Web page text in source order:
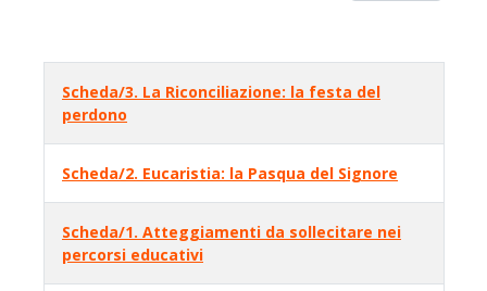
Articoli
Scheda/3. La Riconciliazione: la festa del
perdono
Scheda/2. Eucaristia: la Pasqua del Signore
Scheda/1. Atteggiamenti da sollecitare nei
percorsi educativi